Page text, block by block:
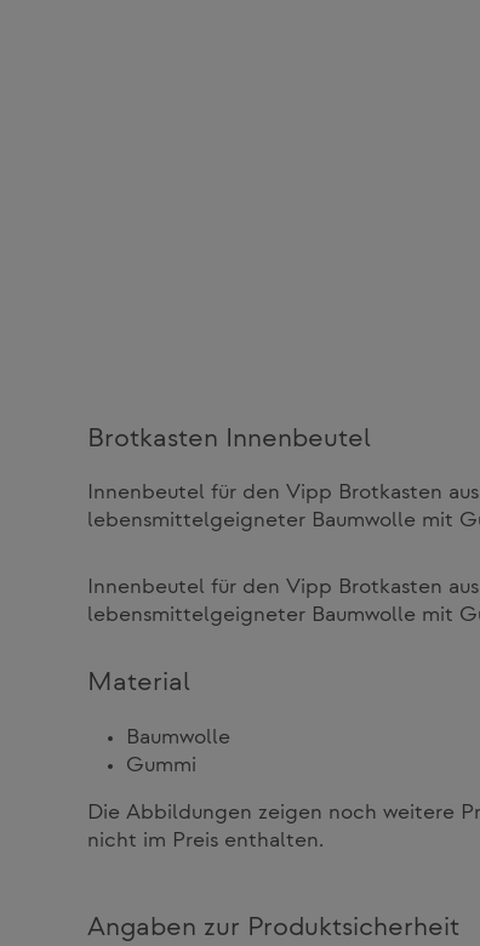
Brotkasten Innenbeutel
Innenbeutel für den Vipp Brotkasten
lebensmittelgeigneter Baumwolle mit
Innenbeutel für den Vipp Brotkasten
lebensmittelgeigneter Baumwolle mit
Material
Baumwolle
Gummi
Die Abbildungen zeigen noch weitere
nicht im Preis enthalten.
Angaben zur Produktsicherheit